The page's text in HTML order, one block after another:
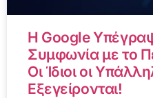
Η Google
Συμφωνία με το
Οι Ίδιοι οι
Εξεγείρονται!